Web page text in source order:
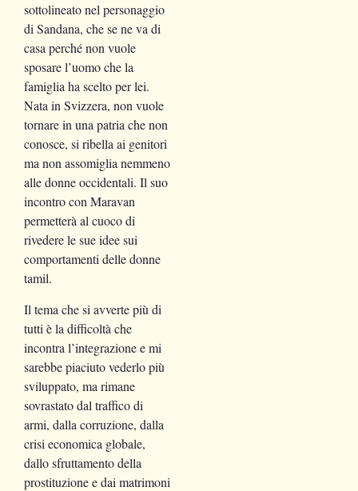
sottolineato nel personaggio
di Sandana, che se ne va di
casa perché non vuole
sposare l’uomo che la
famiglia ha scelto per lei.
Nata in Svizzera, non vuole
tornare in una patria che non
conosce, si ribella ai genitori
ma non assomiglia nemmeno
alle donne occidentali. Il suo
incontro con Maravan
permetterà al cuoco di
rivedere le sue idee sui
comportamenti delle donne
tamil.
Il tema che si avverte più di
tutti è la difficoltà che
incontra l’integrazione e mi
sarebbe piaciuto vederlo più
sviluppato, ma rimane
sovrastato dal traffico di
armi, dalla corruzione, dalla
crisi economica globale,
dallo sfruttamento della
prostituzione e dai matrimoni